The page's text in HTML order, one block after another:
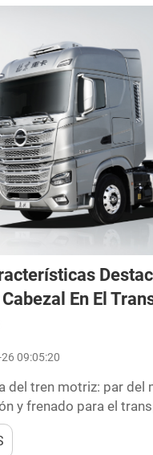
de vehículos y
En El
09:05:20
del tren motriz: par del
y frenado para el
de cualquier tractor
pesado define